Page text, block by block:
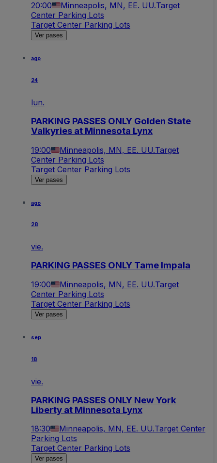
20:00 Minneapolis, MN, EE. UU.Target
Center Parking Lots
Target Center Parking Lots
Ver pases
ago
24
lun.
PARKING PASSES ONLY Golden State
Valkyries at Minnesota Lynx
19:00 Minneapolis, MN, EE. UU.Target
Center Parking Lots
Target Center Parking Lots
Ver pases
ago
28
vie.
PARKING PASSES ONLY Tame Impala
19:00 Minneapolis, MN, EE. UU.Target
Center Parking Lots
Target Center Parking Lots
Ver pases
sep
18
vie.
PARKING PASSES ONLY New York
Liberty at Minnesota Lynx
18:30 Minneapolis, MN, EE. UU.Target Center
Parking Lots
Target Center Parking Lots
Ver pases